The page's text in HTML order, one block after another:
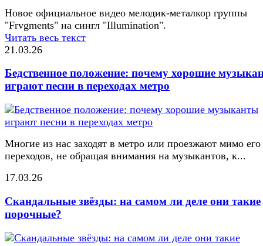
Новое официальное видео мелодик-металкор группы
"Frvgments" на сингл "Illumination".
Читать весь текст
21.03.26
Бедственное положение: почему хорошие
играют песни в переходах метро
Многие из нас заходят в метро или проезжают мимо его
переходов, не обращая внимания на музыкантов, к...
17.03.26
Скандальные звёзды: на самом ли деле они такие
порочные?